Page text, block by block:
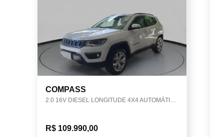
COMPASS
2.0 16V DIESEL LONGITUDE 4X4 AUTOMÁTICO
R$ 109.990,00